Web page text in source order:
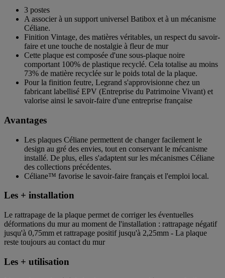
3 postes
A associer à un support universel Batibox et à un mécanisme
Céliane.
Finition Vintage, des matières véritables, un respect du savoir-
faire et une touche de nostalgie à fleur de mur
Cette plaque est composée d'une sous-plaque noire
comportant 100% de plastique recyclé. Cela totalise au moins
73% de matière recyclée sur le poids total de la plaque.
Pour la finition feutre, Legrand s'approvisionne chez un
fabricant labellisé EPV (Entreprise du Patrimoine Vivant) et
valorise ainsi le savoir-faire d'une entreprise française
Avantages
Les plaques Céliane permettent de changer facilement le
design au gré des envies, tout en conservant le mécanisme
installé. De plus, elles s'adaptent sur les mécanismes Céliane
des collections précédentes.
Céliane™ favorise le savoir-faire français et l'emploi local.
Les + installation
Le rattrapage de la plaque permet de corriger les éventuelles
déformations du mur au moment de l'installation : rattrapage négatif
jusqu'à 0,75mm et rattrapage positif jusqu'à 2,25mm - La plaque
reste toujours au contact du mur
Les + utilisation